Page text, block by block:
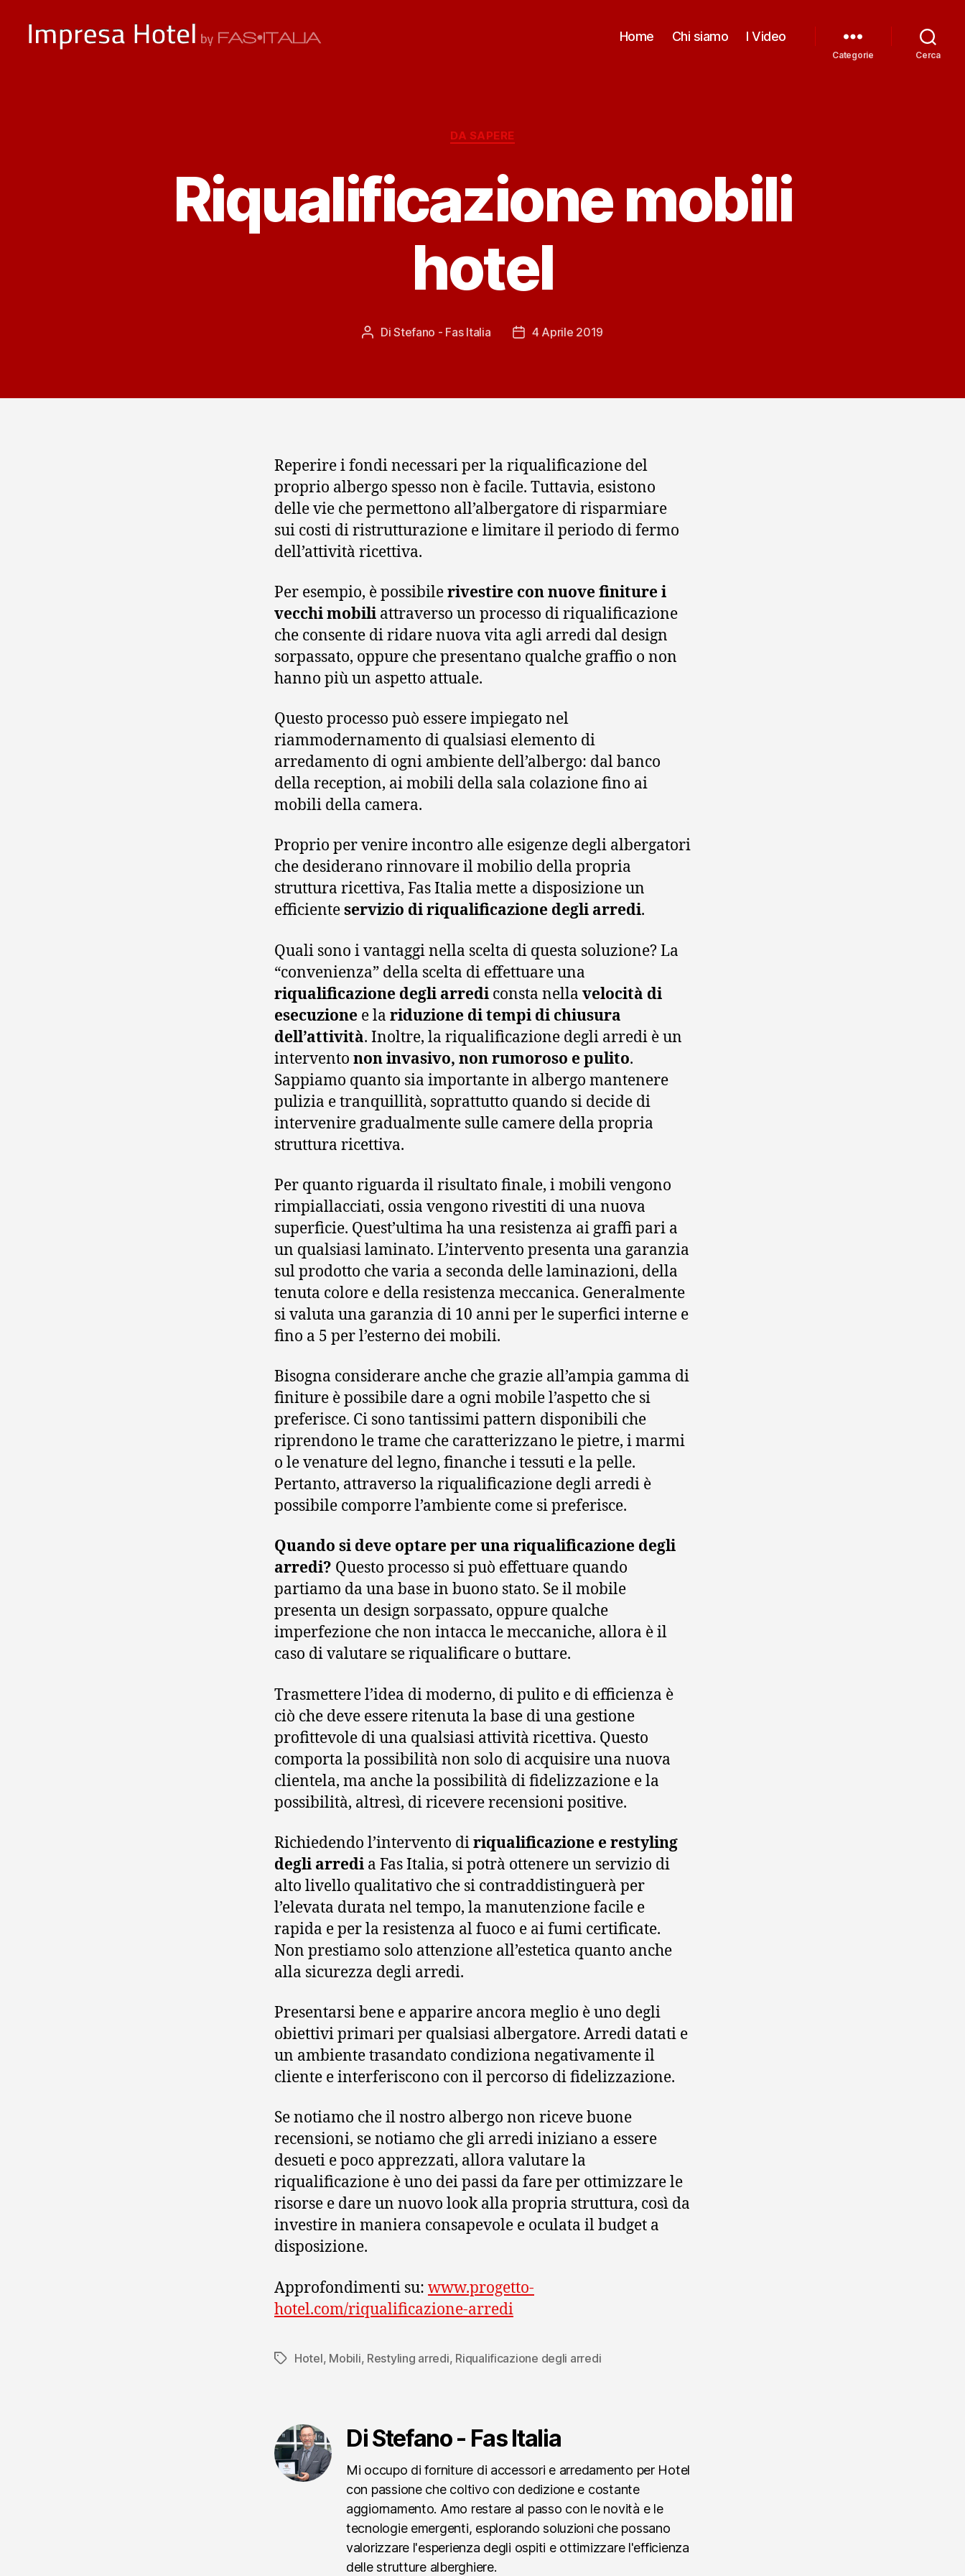
Home Chi siamo I Video
Categorie Cerca
Categorie
DA SAPERE
Riqualificazione mobili
hotel
Autore
DiStefano - Fas Italia
Data4 Aprile 2019
Reperire i fondi necessari per la riqualificazione del
proprio albergo spesso non è facile. Tuttavia, esistono
delle vie che permettono all’albergatore di risparmiare
sui costi di ristrutturazione e limitare il periodo di fermo
dell’attività ricettiva.
Per esempio, è possibilerivestire con nuove finiture i
vecchi mobili attraverso un processo di riqualificazione
che consente di ridare nuova vita agli arredi dal design
sorpassato, oppure che presentano qualche graffio o non
hanno più un aspetto attuale.
Questo processo può essere impiegato nel
riammodernamento di qualsiasi elemento di
arredamento di ogni ambiente dell’albergo: dal banco
della reception, ai mobili della sala colazione fino ai
mobili della camera.
Proprio per venire incontro alle esigenze degli albergatori
che desiderano rinnovare il mobilio della propria
struttura ricettiva, Fas Italia mette a disposizione un
efficienteservizio di riqualificazione degli arredi.
Quali sono i vantaggi nella scelta di questa soluzione? La
“convenienza” della scelta di effettuare una
riqualificazione degli arredi consta nella velocità di
esecuzione e la riduzione di tempi di chiusura
dell’attività. Inoltre, la riqualificazione degli arredi è un
intervento non invasivo, non rumoroso e pulito.
Sappiamo quanto sia importante in albergo mantenere
pulizia e tranquillità, soprattutto quando si decide di
intervenire gradualmente sulle camere della propria
struttura ricettiva.
Per quanto riguarda il risultato finale, i mobili vengono
rimpiallacciati, ossia vengono rivestiti di una nuova
superficie. Quest’ultima ha una resistenza ai graffi pari a
un qualsiasi laminato. L’intervento presenta una garanzia
sul prodotto che varia a seconda delle laminazioni, della
tenuta colore e della resistenza meccanica. Generalmente
si valuta una garanzia di 10 anni per le superfici interne e
fino a 5 per l’esterno dei mobili.
Bisogna considerare anche che grazie all’ampia gamma di
finiture è possibile dare a ogni mobile l’aspetto che si
preferisce. Ci sono tantissimi pattern disponibili che
riprendono le trame che caratterizzano le pietre, i marmi
o le venature del legno, finanche i tessuti e la pelle.
Pertanto, attraverso la riqualificazione degli arredi è
possibile comporre l’ambiente come si preferisce.
Quando si deve optare per una riqualificazione degli
arredi? Questo processo si può effettuare quando
partiamo da una base in buono stato. Se il mobile
presenta un design sorpassato, oppure qualche
imperfezione che non intacca le meccaniche, allora è il
caso di valutare se riqualificare o buttare.
Trasmettere l’idea di moderno, di pulito e di efficienza è
ciò che deve essere ritenuta la base di una gestione
profittevole di una qualsiasi attività ricettiva. Questo
comporta la possibilità non solo di acquisire una nuova
clientela, ma anche la possibilità di fidelizzazione e la
possibilità, altresì, di ricevere recensioni positive.
Richiedendo l’intervento diriqualificazione e restyling
degli arredi a Fas Italia, si potrà ottenere un servizio di
alto livello qualitativo che si contraddistinguerà per
l’elevata durata nel tempo, la manutenzione facile e
rapida e per la resistenza al fuoco e ai fumi certificate.
Non prestiamo solo attenzione all’estetica quanto anche
alla sicurezza degli arredi.
Presentarsi bene e apparire ancora meglio è uno degli
obiettivi primari per qualsiasi albergatore. Arredi datati e
un ambiente trasandato condiziona negativamente il
cliente e interferiscono con il percorso di fidelizzazione.
Se notiamo che il nostro albergo non riceve buone
recensioni, se notiamo che gli arredi iniziano a essere
desueti e poco apprezzati, allora valutare la
riqualificazione è uno dei passi da fare per ottimizzare le
risorse e dare un nuovo look alla propria struttura, così da
investire in maniera consapevole e oculata il budget a
disposizione.
Approfondimenti su: www.progetto-
hotel.com/riqualificazione-arredi
Tag Hotel, Mobili, Restyling arredi, Riqualificazione degli arredi
Di Stefano - Fas Italia
Mi occupo di forniture di accessori e arredamento per Hotel
con passione che coltivo con dedizione e costante
aggiornamento. Amo restare al passo con le novità e le
tecnologie emergenti, esplorando soluzioni che possano
valorizzare l'esperienza degli ospiti e ottimizzare l'efficienza
delle strutture alberghiere.